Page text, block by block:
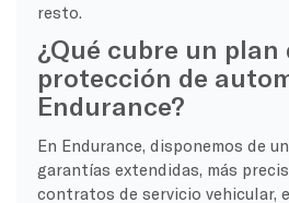
resto.
¿Qué cubre un plan
protección de
Endurance?
En Endurance, disponemos de
garantías extendidas, más
contratos de servicio vehicular,